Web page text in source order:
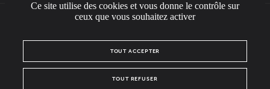
L'ÉQUIPE
POLITIQUE DE CONFIDENTIALITÉ
Ce site utilise des cookies et vous donne le contrôle sur
ceux que vous souhaitez activer
TOUT ACCEPTER
TOUT REFUSER